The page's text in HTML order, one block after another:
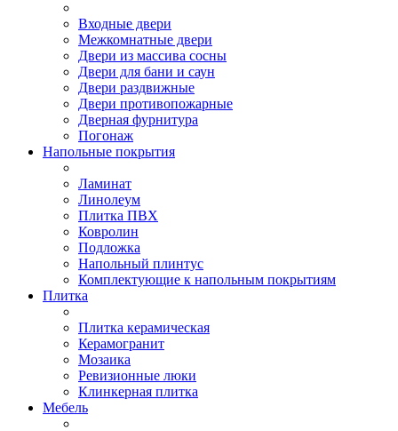
Входные двери
Межкомнатные двери
Двери из массива сосны
Двери для бани и саун
Двери раздвижные
Двери противопожарные
Дверная фурнитура
Погонаж
Напольные покрытия
Ламинат
Линолеум
Плитка ПВХ
Ковролин
Подложка
Напольный плинтус
Комплектующие к напольным покрытиям
Плитка
Плитка керамическая
Керамогранит
Мозаика
Ревизионные люки
Клинкерная плитка
Мебель